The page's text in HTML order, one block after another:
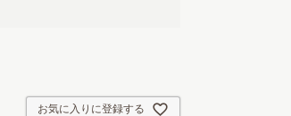
お気に入りに登録する